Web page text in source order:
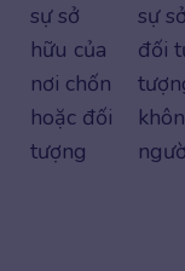
sự sở
hữu của
nơi chốn
hoặc đối
tượng
sự
đối